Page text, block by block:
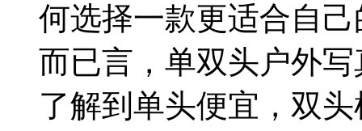
何选择一款更适合自
而已言，单双头户外
了解到单头便宜，双